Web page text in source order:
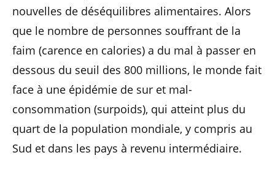
nouvelles de déséquilibres alimentaires. Alors
que le nombre de personnes souffrant de la
faim (carence en calories) a du mal à passer en
dessous du seuil des 800 millions, le monde fait
face à une épidémie de sur et mal-
consommation (surpoids), qui atteint plus du
quart de la population mondiale, y compris au
Sud et dans les pays à revenu intermédiaire.